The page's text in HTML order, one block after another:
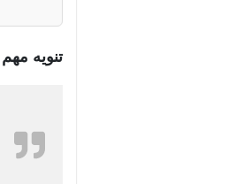
تنويه مهم